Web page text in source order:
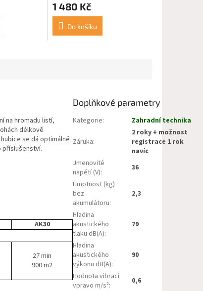
1 480 Kč
Do košíku
na hromadu listí,
délkově
se dá optimálně
příslušenství.
AK30
27 min
900 m2
Doplňkové parametry
Kategorie: Zahradní technika
Záruka:
2 roky + možnost
registrace 1 rok
navíc
Jmenovité
napětí (V):
36
Hmotnost (kg)
bez
akumulátoru:
2,3
Hladina
akustického
tlaku dB(A):
79
Hladina
akustického
výkonu dB(A):
90
Hodnota vibrací
vpravo m/s²:
0,6